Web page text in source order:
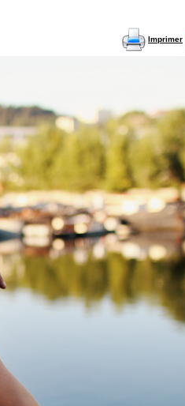
Imprimer